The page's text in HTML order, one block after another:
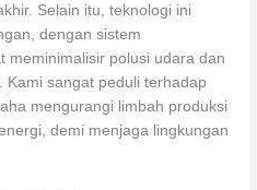
Selain itu, teknologi ini
dengan sistem
meminimalisir polusi udara dan
sangat peduli terhadap
mengurangi limbah produksi
demi menjaga lingkungan